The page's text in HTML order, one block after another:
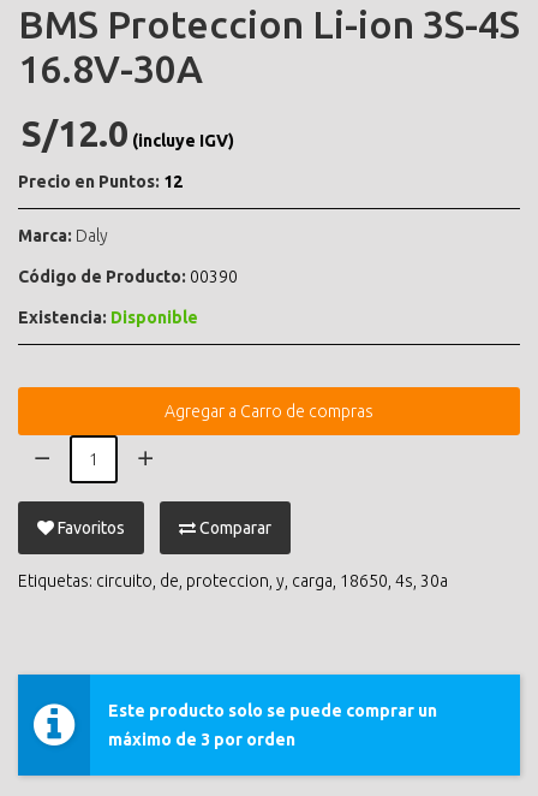
BMS Proteccion Li-ion 3S-4S
16.8V-30A
S/12.0 (incluye IGV)
Precio en Puntos: 12
Marca: Daly
Código de Producto: 00390
Existencia: Disponible
Agregar a Carro de compras
Favoritos Comparar
Etiquetas: circuito de proteccion y carga 18650 4s 30a
Este producto solo se puede comprar un
máximo de 3 por orden